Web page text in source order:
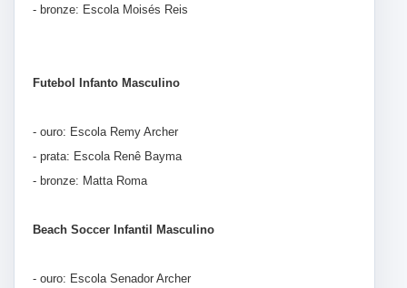
- bronze: Escola Moisés Reis
Futebol Infanto Masculino
- ouro: Escola Remy Archer
- prata: Escola Renê Bayma
- bronze: Matta Roma
Beach Soccer Infantil Masculino
- ouro: Escola Senador Archer